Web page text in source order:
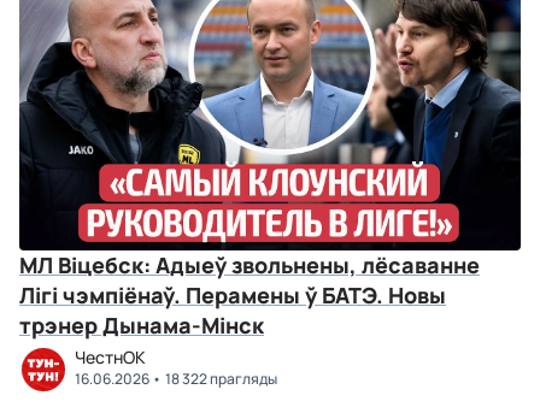
МЛ Віцебск: Адыеў звольнены, лёсаванне
Лігі чэмпіёнаў. Перамены ў БАТЭ. Новы
трэнер Дынама-Мінск
ЧестнОК
16.06.2026 18 322 прагляды